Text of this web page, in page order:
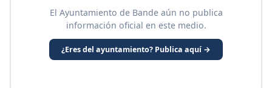
El Ayuntamiento de Bande aún no publica
información oficial en este medio.
¿Eres del ayuntamiento? Publica aquí →